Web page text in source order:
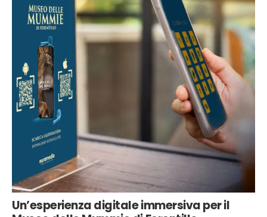
Un’esperienza digitale immersiva per il